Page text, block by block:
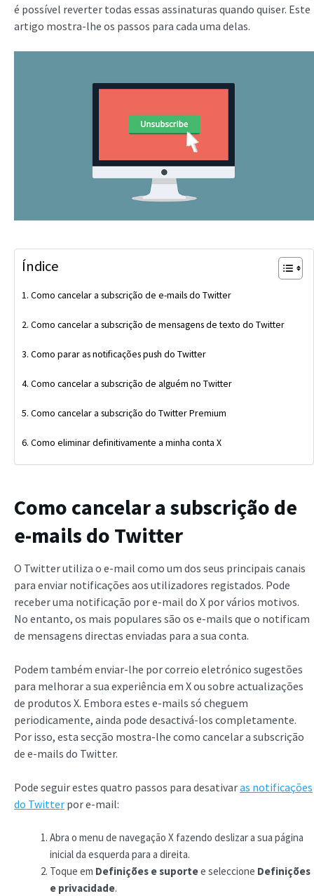
é possível reverter todas essas assinaturas quando quiser. Este
artigo mostra-lhe os passos para cada uma delas.
Índice
Como cancelar a subscrição de e-mails do Twitter
Como cancelar a subscrição de mensagens de texto do Twitter
Como parar as notificações push do Twitter
Como cancelar a subscrição de alguém no Twitter
Como cancelar a subscrição do Twitter Premium
Como eliminar definitivamente a minha conta X
Como cancelar a subscrição de
e-mails do Twitter
O Twitter utiliza o e-mail como um dos seus principais canais
para enviar notificações aos utilizadores registados. Pode
receber uma notificação por e-mail do X por vários motivos.
No entanto, os mais populares são os e-mails que o notificam
de mensagens directas enviadas para a sua conta.
Podem também enviar-lhe por correio eletrónico sugestões
para melhorar a sua experiência em X ou sobre actualizações
de produtos X. Embora estes e-mails só cheguem
periodicamente, ainda pode desactivá-los completamente.
Por isso, esta secção mostra-lhe como cancelar a subscrição
de e-mails do Twitter.
Pode seguir estes quatro passos para desativaras notificações
do Twitter por e-mail:
Abra o menu de navegação X fazendo deslizar a sua página
inicial da esquerda para a direita.
Toque em Definições e suportee seleccione Definições
e privacidade.